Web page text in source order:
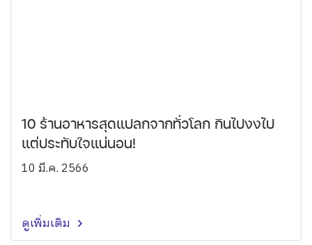
10 ร้านอาหารสุดแปลกจากทั่วโลก กินไปงงไป
แต่ประทับใจแน่นอน!
10 มี.ค. 2566
ดูเพิ่มเติม